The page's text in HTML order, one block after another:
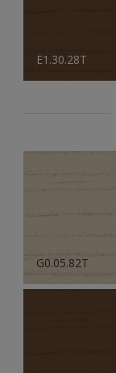
E1.30.28T
G0.05.82T